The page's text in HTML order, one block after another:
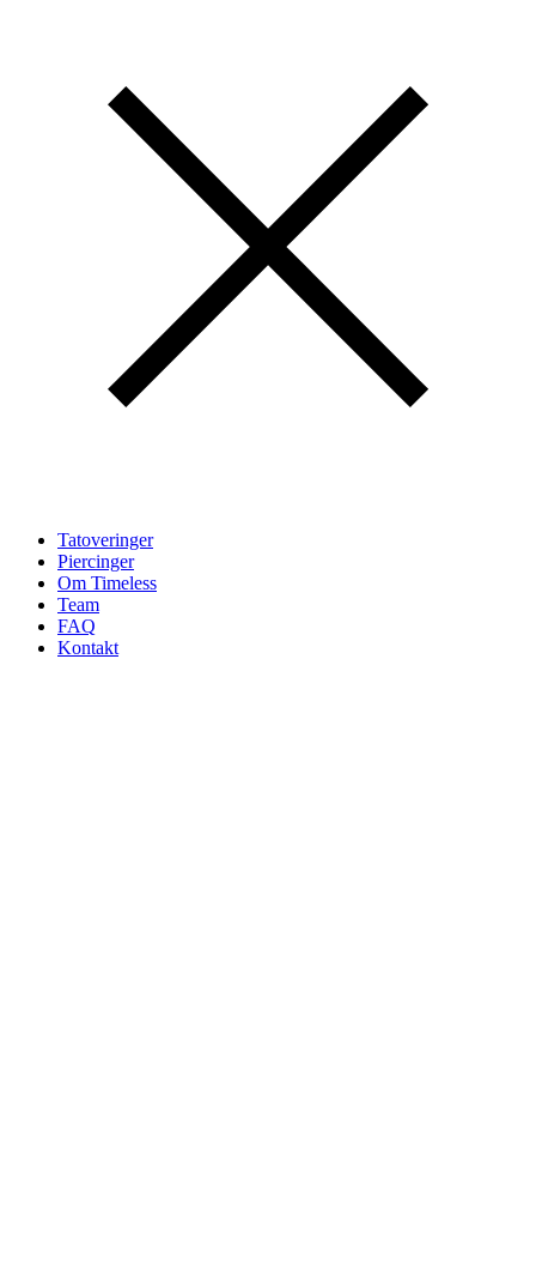
Tatoveringer
Piercinger
Om Timeless
Team
FAQ
Kontakt